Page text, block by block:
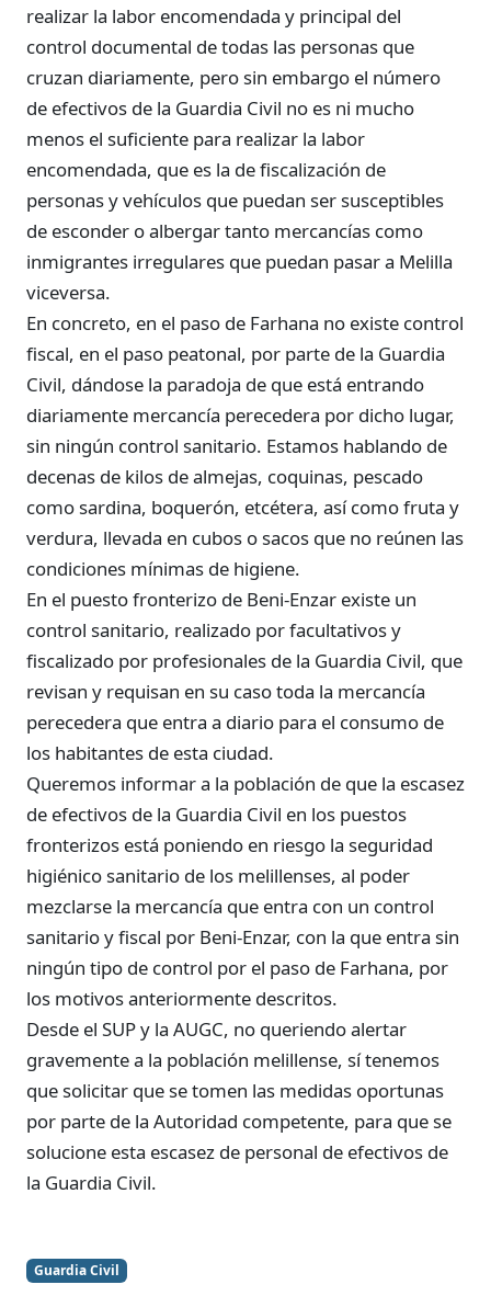
realizar la labor encomendada y principal del
control documental de todas las personas que
cruzan diariamente, pero sin embargo el número
de efectivos de la Guardia Civil no es ni mucho
menos el suficiente para realizar la labor
encomendada, que es la de fiscalización de
personas y vehículos que puedan ser susceptibles
de esconder o albergar tanto mercancías como
inmigrantes irregulares que puedan pasar a Melilla
viceversa.
En concreto, en el paso de Farhana no existe control
fiscal, en el paso peatonal, por parte de la Guardia
Civil, dándose la paradoja de que está entrando
diariamente mercancía perecedera por dicho lugar,
sin ningún control sanitario. Estamos hablando de
decenas de kilos de almejas, coquinas, pescado
como sardina, boquerón, etcétera, así como fruta y
verdura, llevada en cubos o sacos que no reúnen las
condiciones mínimas de higiene.
En el puesto fronterizo de Beni-Enzar existe un
control sanitario, realizado por facultativos y
fiscalizado por profesionales de la Guardia Civil, que
revisan y requisan en su caso toda la mercancía
perecedera que entra a diario para el consumo de
los habitantes de esta ciudad.
Queremos informar a la población de que la escasez
de efectivos de la Guardia Civil en los puestos
fronterizos está poniendo en riesgo la seguridad
higiénico sanitario de los melillenses, al poder
mezclarse la mercancía que entra con un control
sanitario y fiscal por Beni-Enzar, con la que entra sin
ningún tipo de control por el paso de Farhana, por
los motivos anteriormente descritos.
Desde el SUP y la AUGC, no queriendo alertar
gravemente a la población melillense, sí tenemos
que solicitar que se tomen las medidas oportunas
por parte de la Autoridad competente, para que se
solucione esta escasez de personal de efectivos de
la Guardia Civil.
Guardia Civil